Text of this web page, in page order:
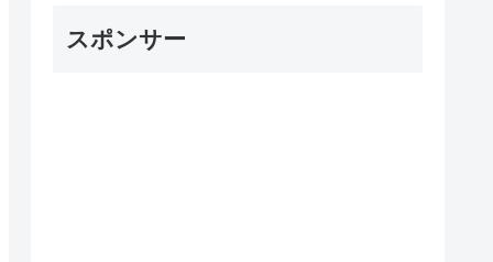
スポンサー